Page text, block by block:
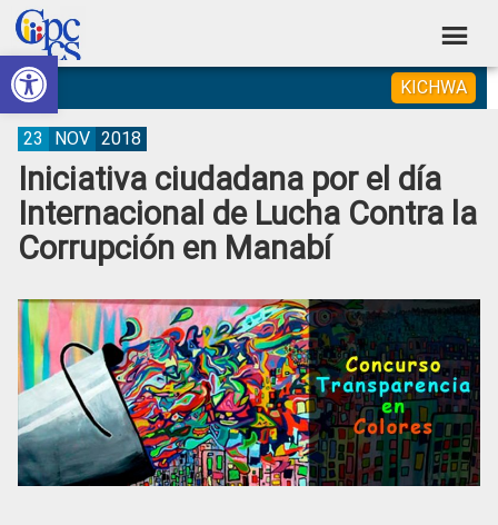
Abrir barra de herramientas
Skip
to
primary
navigation
Skip
to
main
content
Skip
to
primary
sidebar
Skip
to
footer
Consejo
de
Participación
Ciudadana
Control
Social
Construyendo
Poder
Ciudadano
KICHWA
Iniciativa ciudadana por el día
Internacional de Lucha Contra la
Corrupción en Manabí
23 NOV 2018